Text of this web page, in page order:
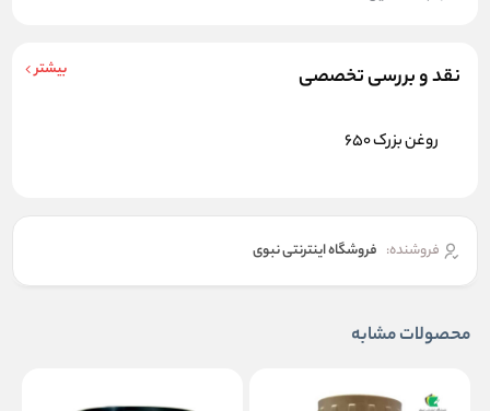
نقد و بررسی تخصصی بیشتر
روغن بزرک650
فروشنده: فروشگاه اینترنتی نبوی
محصولات مشابه